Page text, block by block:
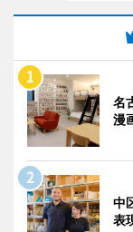
名
漫
中
表